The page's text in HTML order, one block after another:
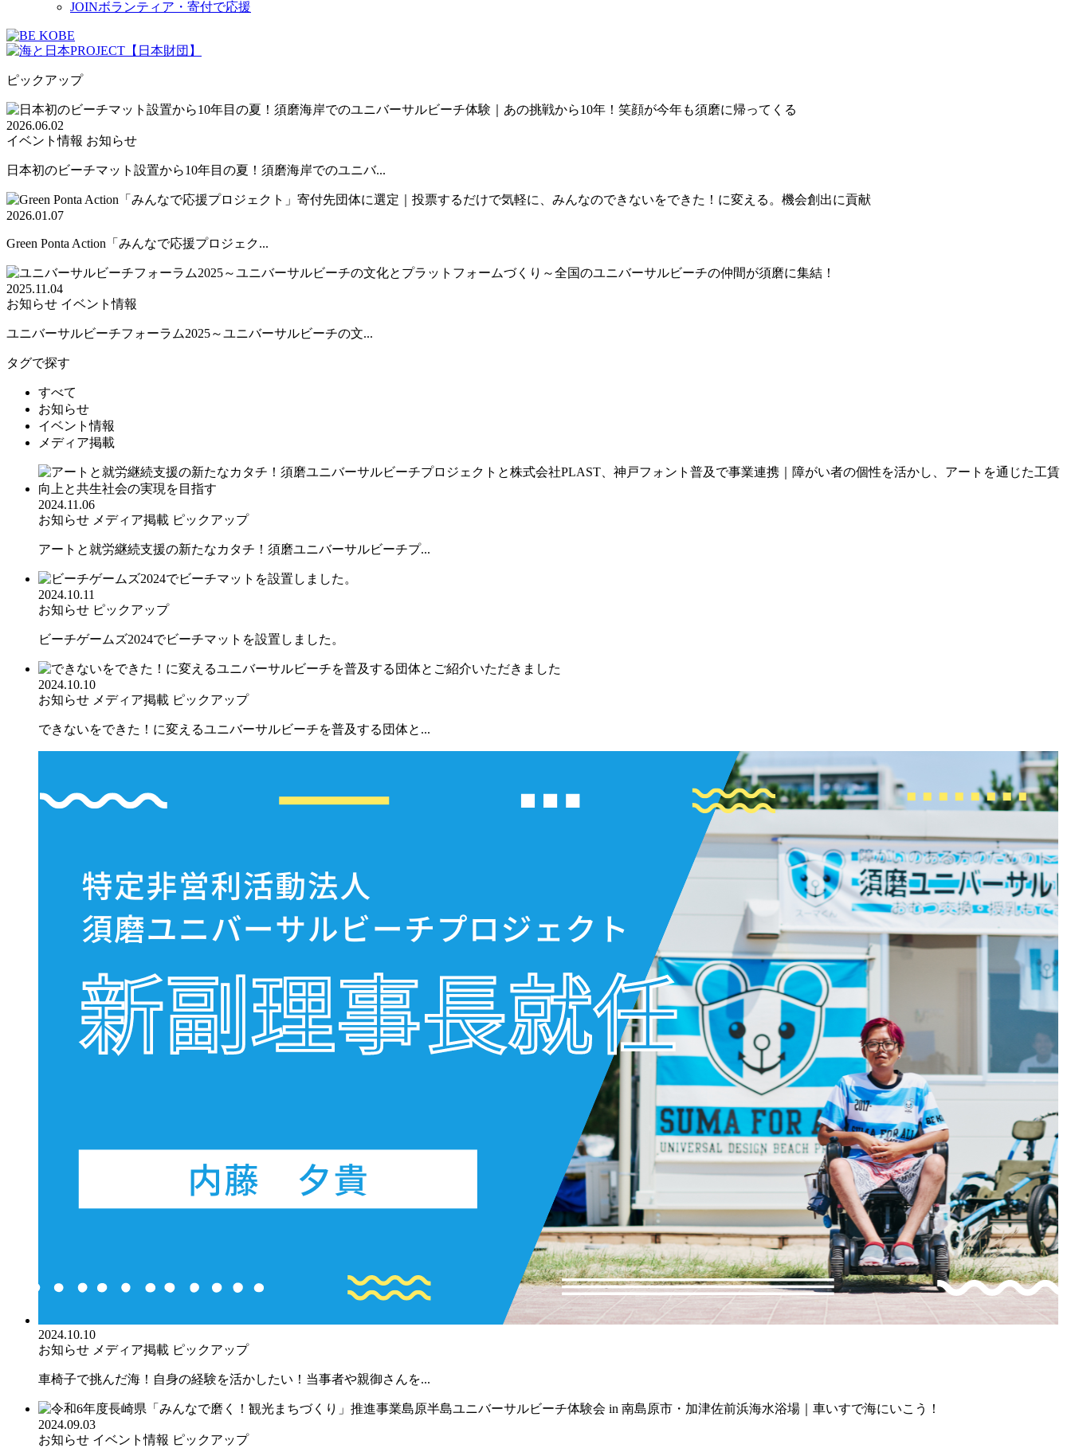
JOINボランティア・寄付で応援
ピックアップ
2026.06.02
イベント情報 お知らせ
日本初のビーチマット設置から10年目の夏！須磨海岸でのユニバ...
2026.01.07
Green Ponta Action「みんなで応援プロジェク...
2025.11.04
お知らせ イベント情報
ユニバーサルビーチフォーラム2025～ユニバーサルビーチの文...
タグで探す
すべて
お知らせ
イベント情報
メディア掲載
2024.11.06
お知らせ メディア掲載 ピックアップ
アートと就労継続支援の新たなカタチ！須磨ユニバーサルビーチプ...
2024.10.11
お知らせ ピックアップ
ビーチゲームズ2024でビーチマットを設置しました。
2024.10.10
お知らせ メディア掲載 ピックアップ
できないをできた！に変えるユニバーサルビーチを普及する団体と...
2024.10.10
お知らせ メディア掲載 ピックアップ
車椅子で挑んだ海！自身の経験を活かしたい！当事者や親御さんを...
2024.09.03
お知らせ イベント情報 ピックアップ